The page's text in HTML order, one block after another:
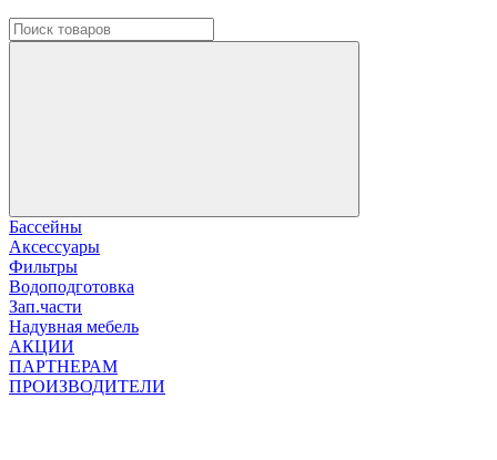
Бассейны
Аксессуары
Фильтры
Водоподготовка
Зап.части
Надувная мебель
АКЦИИ
ПАРТНЕРАМ
ПРОИЗВОДИТЕЛИ